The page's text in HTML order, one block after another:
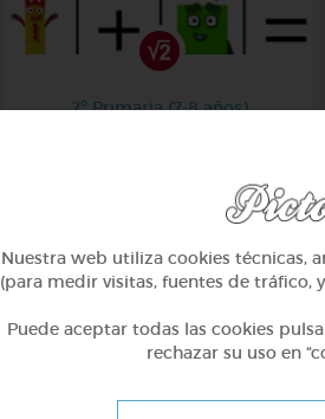
2º Primaria (7-8 años)
Nuestra web utiliza cookies técnicas,
(para medir visitas, fuentes de tráfico,
Puede aceptar todas las cookies
rechazar su uso en